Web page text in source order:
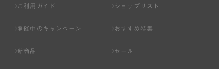
ページへの入力、または弊社が別途指定する方法に従って
ご利用ガイド ショップリスト
開催中のキャンペーン おすすめ特集
新商品 セール